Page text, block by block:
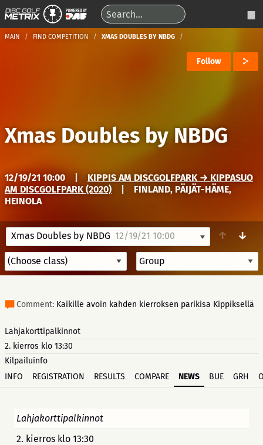
MAIN FIND COMPETITION XMAS DOUBLES BY NBDG
Follow
Xmas Doubles by NBDG
12/19/21 10:00
KIPPIS AM DISCGOLFPARK → KIPPASUO
AM DISCGOLFPARK (2020)
FINLAND, PÄIJÄT-HÄME,
HEINOLA
Xmas Doubles by NBDG 12/19/21 10:00 ↑ ↓
Comment: Kaikille avoin kahden kierroksen parikisa Kippiksellä
Lahjakorttipalkinnot
2. kierros klo 13:30
Kilpailuinfo
INFO
REGISTRATION RESULTS COMPARE NEWS BUE GRH
Lahjakorttipalkinnot
2. kierros klo 13:30